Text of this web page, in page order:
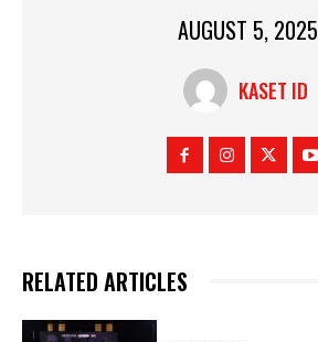
AUGUST 5, 2025
KASET ID
RELATED ARTICLES